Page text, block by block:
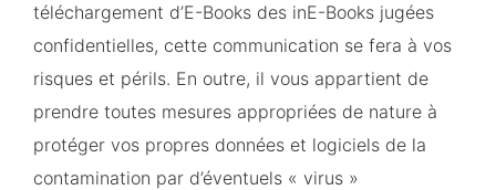
téléchargement d’E-Books des inE-Books jugées
confidentielles, cette communication se fera à vos
risques et périls. En outre, il vous appartient de
prendre toutes mesures appropriées de nature à
protéger vos propres données et logiciels de la
contamination par d’éventuels « virus »